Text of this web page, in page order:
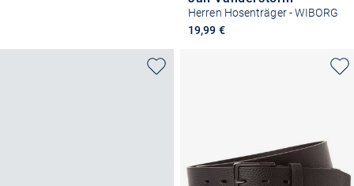
Herren Hosenträger - WIBORG
19,99 €